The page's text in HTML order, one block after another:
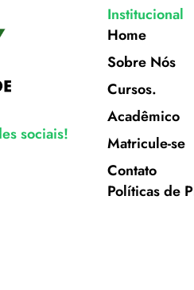
sociais!
Institucional
Home
Sobre Nós
Cursos.
Acadêmico
Matricule-se
Contato
Políticas de